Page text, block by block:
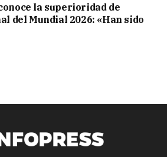
la superioridad de
del Mundial 2026: «Han sido